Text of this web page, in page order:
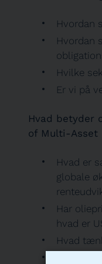
Hvordan
Hvordan
Hvilke
Er vi på
Hvad betyder
of Multi-Asset
Hvad er
globale
Har
hvad er
Hvad